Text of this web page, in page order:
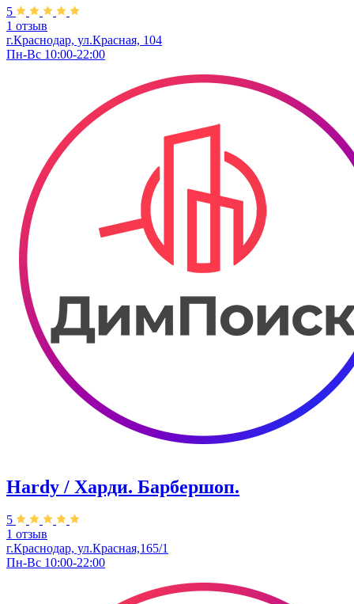
5
1 отзыв
г.Краснодар, ул.Красная, 104
Пн-Вс 10:00-22:00
Hardy / Харди. Барбершоп.
5
1 отзыв
г.Краснодар, ул.Красная,165/1
Пн-Вс 10:00-22:00